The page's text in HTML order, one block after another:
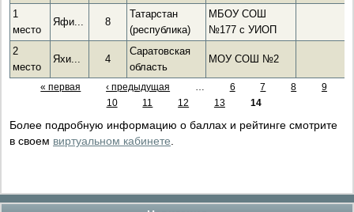
1
место
Яфи... 8
Татарстан
(республика)
МБОУ СОШ
№177 с УИОП
2
место
Яхи... 4
Саратовская
область
МОУ СОШ №2
« первая ‹ предыдущая 6 7 8
9
10
11 12 13 14
Более подробную информацию о баллах и рейтинге смотрите
в своем виртуальном кабинете